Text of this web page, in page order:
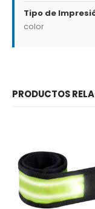
Tipo de
color
PRODUCTOS